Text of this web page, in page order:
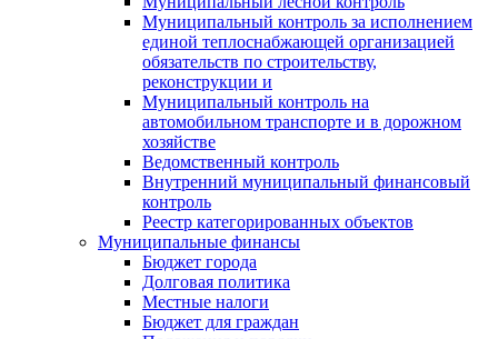
Муниципальный контроль за исполнением
единой теплоснабжающей организацией
обязательств по строительству,
реконструкции и
Муниципальный контроль на
автомобильном транспорте и в дорожном
хозяйстве
Ведомственный контроль
Внутренний муниципальный финансовый
контроль
Реестр категорированных объектов
Муниципальные финансы
Бюджет города
Долговая политика
Местные налоги
Бюджет для граждан